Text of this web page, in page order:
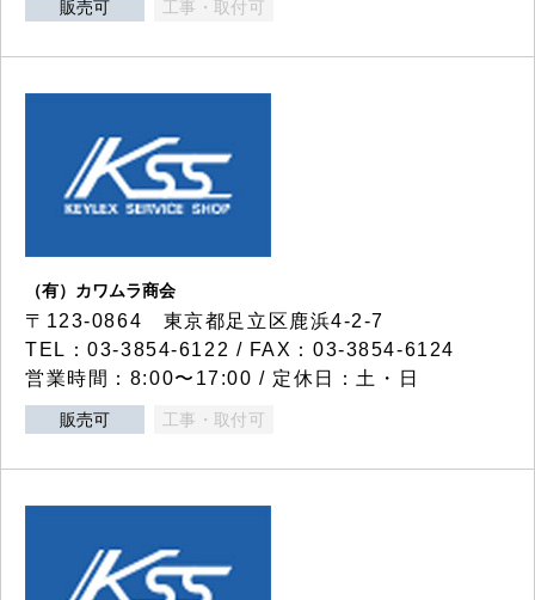
販売可 工事・取付可
（有）カワムラ商会
〒123-0864 東京都足立区鹿浜4-2-7
TEL：03-3854-6122 / FAX：03-3854-6124
営業時間：8:00〜17:00 / 定休日：土・日
販売可 工事・取付可